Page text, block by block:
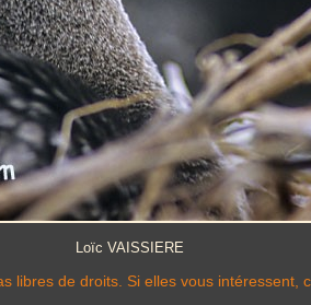
Loïc VAISSIERE
libres de droits. Si elles vous intéressent,